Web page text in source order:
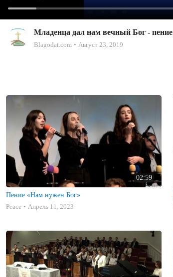
Младенца дал нам вечный Бог - пение
Blagodat.com Август 23, 2019
02:59
Пение «Нам нужен Бог»
Peace
Апрель 11, 2023